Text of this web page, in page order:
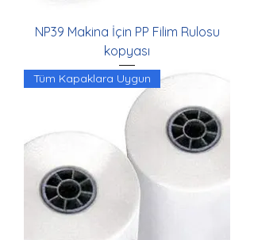
NP39 Makina İçin PP Filim Rulosu
kopyası
Tüm Kapaklara Uygun